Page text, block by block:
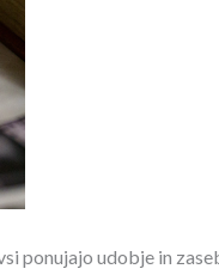
ponujajo udobje in